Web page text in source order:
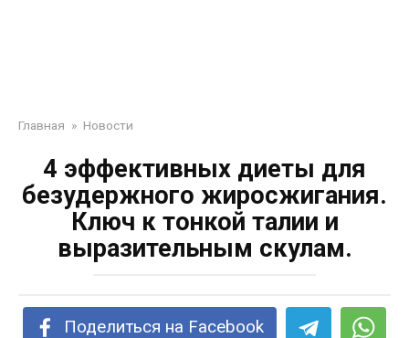
Главная » Новости
4 эффективных диеты для
безудержного жиросжигания.
Ключ к тонкой талии и
выразительным скулам.
Поделиться на Facebook